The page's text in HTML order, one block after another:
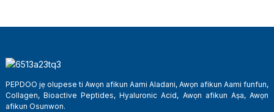
PEPDOO jẹ olupese ti Awọn afikun Aami Aladani, Awọn afikun Aami funfun,
Collagen, Bioactive Peptides, Hyaluronic Acid, Awọn afikun Aṣa, Awọn
afikun Osunwon.